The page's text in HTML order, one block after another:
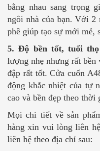
bằng nhau sang trọng
ngôi nhà của bạn. Với 2
phê giúp tạo sự mới mẻ,
5. Độ bền tốt, tuổi thọ
lượng nhẹ nhưng rất bền
đập rất tốt. Cửa cuốn
động khắc nhiệt của tự
cao và bền đẹp theo thời
Mọi chi tiết về sản
hàng xin vui lòng liên
liên hệ theo địa chỉ sau: